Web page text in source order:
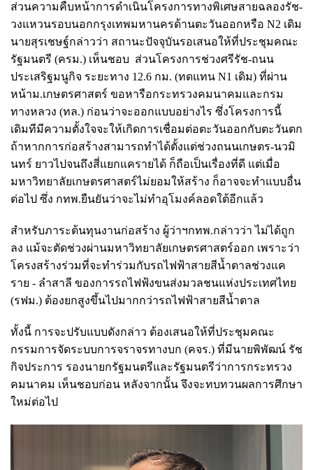
ส่วนความคืบหน้าการดำเนินโครงการทางพิเศษสายฉลองรัช-
วงแหวนรอบนอกกรุงเทพมหานครด้านตะวันออกหรือ N2 เดิม
นายสุรเชษฐ์กล่าวว่า สถานะปัจจุบันรอเสนอให้ที่ประชุมคณะ
รัฐมนตรี (ครม.) เห็นชอบ ส่วนโครงการช่วงศรีรัช-ถนน
ประเสริฐมนูกิจ ระยะทาง 12.6 กม. (ทดแทน N1 เดิม) ที่ผ่าน
หน้าม.เกษตรศาสตร์ ขอหารือกระทรวงคมนาคมและกรม
ทางหลวง (ทล.) ก่อนว่าจะออกแบบอย่างไร ซึ่งโครงการนี้
เดิมทีมีความตั้งใจจะให้เกิดการเชื่อมต่อตะวันออกกับตะวันตก
ถ้าหากการก่อสร้างสามารถทำได้ตั้งแต่ช่วงถนนเกษตร-นวมิ
นทร์ ยาวไปจนถึงสี่แยกแครายได้ ก็ถือเป็นเรื่องที่ดี แต่เมื่อ
มหาวิทยาลัยเกษตรศาสตร์ไม่ยอมให้สร้าง ก็อาจจะทำแบบอื่น
ต่อไป ซึ่ง กทพ.ยืนยันว่าจะไม่ทำอุโมงค์ลอดใต้อีกแล้ว
สำหรับภาระต้นทุนงานก่อสร้าง ผู้ว่าฯกทพ.กล่าวว่า ไม่ได้ถูก
ลง แม้จะตัดช่วงผ่านมหาวิทยาลัยเกษตรศาสตร์ออก เพราะว่า
โครงสร้างร่วมที่จะทำร่วมกับรถไฟฟ้าสายสีน้ำตาลช่วงแค
ราย - ลำสาลี ของการรถไฟฟ้งขนส่งมวลชนแห่งประเทศไทย
(รฟม.) ต้องยกสูงขึ้นไปมากกว่ารถไฟฟ้าสายสีน้ำตาล
ทั้งนี้ การจะปรับแบบดังกล่าว ต้องเสนอให้ที่ประชุมคณะ
กรรมการจัดระบบการจราจรทางบก (คจร.) ที่มีนายพิพัฒน์ รัช
กิจประการ รองนายกรัฐมนตรีและรัฐมนตรีว่าการกระทรวง
คมนาคม เห็นชอบก่อน หลังจากนั้น จึงจะทบทวนผลการศึกษา
ใหม่ต่อไป